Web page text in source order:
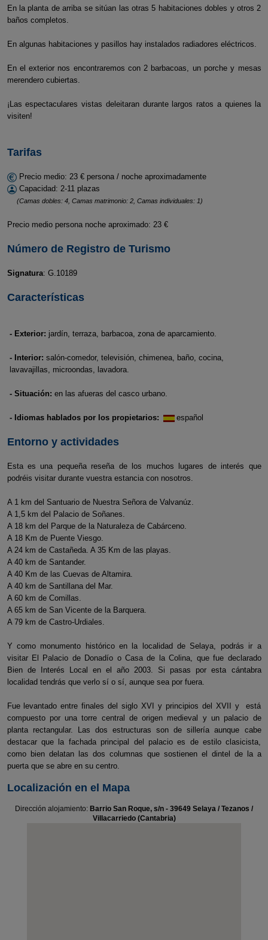
En la planta de arriba se sitúan las otras 5 habitaciones dobles y otros 2
baños completos.
En algunas habitaciones y pasillos hay instalados radiadores eléctricos.
En el exterior nos encontraremos con 2 barbacoas, un porche y mesas
merendero cubiertas.
¡Las espectaculares vistas deleitaran durante largos ratos a quienes la
visiten!
Tarifas
Precio medio: 23 € persona / noche aproximadamente
Capacidad: 2-11 plazas
(Camas dobles: 4, Camas matrimonio: 2, Camas individuales: 1)
Precio medio persona noche aproximado: 23 €
Número de Registro de Turismo
Signatura: G.10189
Características
- Exterior: jardín, terraza, barbacoa, zona de aparcamiento.
- Interior: salón-comedor, televisión, chimenea, baño, cocina,
lavavajillas, microondas, lavadora.
- Situación: en las afueras del casco urbano.
- Idiomas hablados por los propietarios: español
Entorno y actividades
Esta es una pequeña reseña de los muchos lugares de interés que
podréis visitar durante vuestra estancia con nosotros.
A 1 km del Santuario de Nuestra Señora de Valvanúz.
A 1,5 km del Palacio de Soñanes.
A 18 km del Parque de la Naturaleza de Cabárceno.
A 18 Km de Puente Viesgo.
A 24 km de Castañeda. A 35 Km de las playas.
A 40 km de Santander.
A 40 Km de las Cuevas de Altamira.
A 40 km de Santillana del Mar.
A 60 km de Comillas.
A 65 km de San Vicente de la Barquera.
A 79 km de Castro-Urdiales.
Y como monumento histórico en la localidad de Selaya, podrás ir a
visitar El Palacio de Donadío o Casa de la Colina, que fue declarado
Bien de Interés Local en el año 2003. Si pasas por esta cántabra
localidad tendrás que verlo sí o sí, aunque sea por fuera.
Fue levantado entre finales del siglo XVI y principios del XVII y está
compuesto por una torre central de origen medieval y un palacio de
planta rectangular. Las dos estructuras son de sillería aunque cabe
destacar que la fachada principal del palacio es de estilo clasicista,
como bien delatan las dos columnas que sostienen el dintel de la a
puerta que se abre en su centro.
Localización en el Mapa
Dirección alojamiento: Barrio San Roque, s/n - 39649 Selaya / Tezanos /
Villacarriedo (Cantabria)